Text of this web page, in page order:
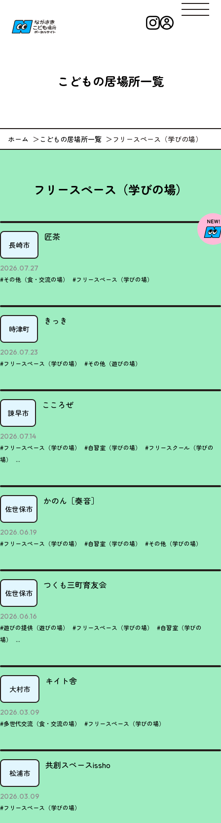
ながさきこども
こどもの居場所一覧
ホーム こどもの居場所一覧 フリースペース（学びの場）
フリースペース（学びの場）
長崎市
匠茶
2026.07.27
#その他（食・交流の場） #フリースペース（学びの場）
時津町
きっき
2026.07.23
#フリースペース（学びの場） #その他（遊びの場）
諫早市
こころぜ
2026.07.14
#フリースペース（学びの場） #自習室（学びの場）
#フリースクール（学びの
場）
...
佐世保市
かのん［奏音］
2026.06.19
#フリースペース（学びの場） #自習室（学びの場） #その他（学びの場）
佐世保市
つくも三町育友会
2026.06.16
#遊びの提供（遊びの場） #フリースペース（学びの場）
#自習室（学びの
場）
...
大村市
キイト舎
2026.03.09
#多世代交流（食・交流の場） #フリースペース（学びの場）
松浦市
共創スペースissho
2026.03.09
#フリースペース（学びの場）